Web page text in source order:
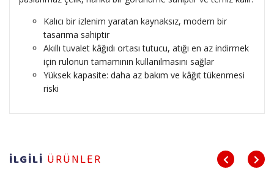
Kalıcı bir izlenim yaratan kaynaksız, modern bir
tasarıma sahiptir
Akıllı tuvalet kâğıdı ortası tutucu, atığı en az indirmek
için rulonun tamamının kullanılmasını sağlar
Yüksek kapasite: daha az bakım ve kâğıt tükenmesi
riski
İLGİLİ ÜRÜNLER